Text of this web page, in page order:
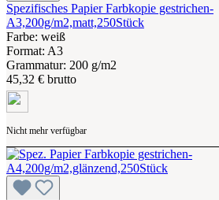
Spezifisches Papier Farbkopie gestrichen-
A3,200g/m2,matt,250Stück
Farbe: weiß
Format: A3
Grammatur: 200 g/m2
45,32 € brutto
Nicht mehr verfügbar